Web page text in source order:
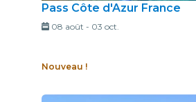
Pass Côte d'Azur France
08 août - 03 oct.
Nouveau !